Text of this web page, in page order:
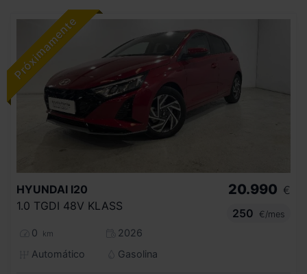
HYUNDAI I20
1.0 TGDI 48V KLASS
0 km
2026
Automático
Gasolina
20.990 €
250
€/mes